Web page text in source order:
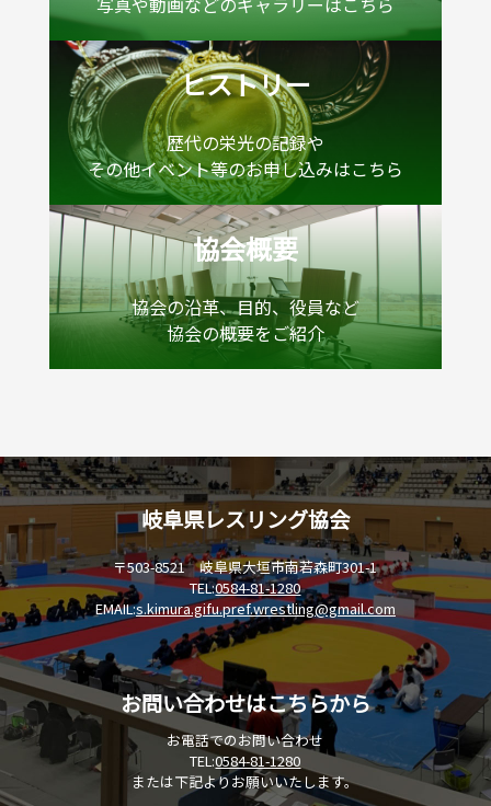
ヒストリー
歴代の栄光の記録や
その他イベント等のお申し込みはこちら
協会概要
協会の沿革、目的、役員など
協会の概要をご紹介
岐阜県レスリング協会
〒503-8521 岐阜県大垣市南若森町301-1
TEL:0584-81-1280
EMAIL:s.kimura.gifu.pref.wrestling@gmail.com
お問い合わせはこちらから
お電話でのお問い合わせ
TEL:0584-81-1280
または下記よりお願いいたします。